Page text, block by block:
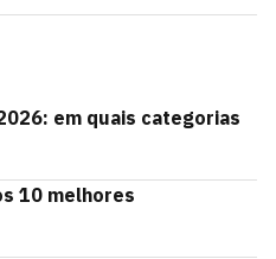
em quais categorias
10 melhores